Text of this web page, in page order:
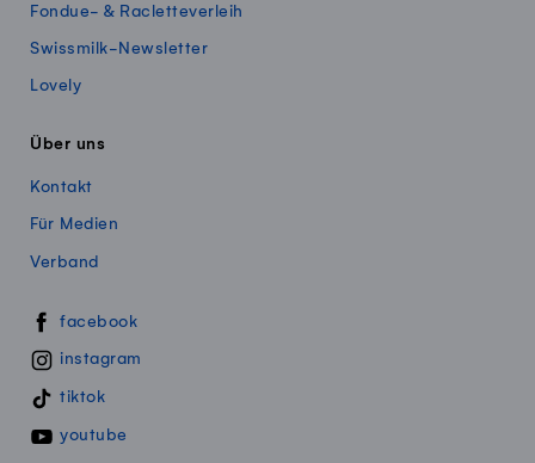
Fondue- & Racletteverleih
Swissmilk-Newsletter
Lovely
Über uns
Kontakt
Für Medien
Verband
Swissmillk auf Social Media
facebook
instagram
tiktok
youtube